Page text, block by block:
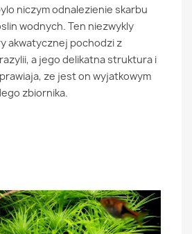
niczym odnalezienie skarbu
wodnych. Ten niezwykly
akwatycznej pochodzi z
a jego delikatna struktura i
ze jest on wyjatkowym
zbiornika.